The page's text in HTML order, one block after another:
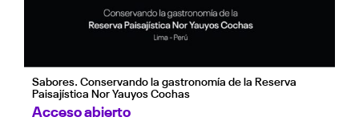
Sabores. Conservando la gastronomía de la Reserva
Paisajística Nor Yauyos Cochas
Acceso abierto